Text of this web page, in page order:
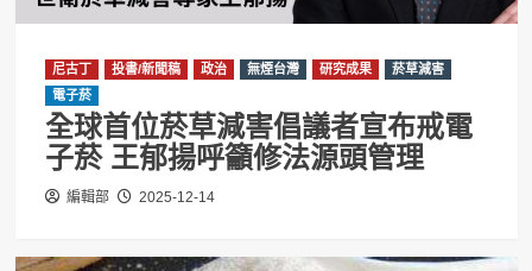
尼古丁 投書/新聞稿 政治 無煙台灣 研究成果
菸草減害
電子菸
全球首位菸草減害倡議者宣布戒電
子菸 王郁揚呼籲修法源頭管理
編輯部 2025-12-14